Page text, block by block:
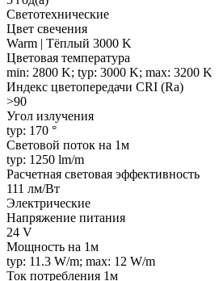
Светотехнические
Цвет свечения
Warm | Тёплый 3000 K
Цветовая температура
min: 2800 K; typ: 3000 K; max: 3200 K
Индекс цветопередачи CRI (Ra)
>90
Угол излучения
typ: 170 °
Световой поток на 1м
typ: 1250 lm/m
Расчетная световая эффективность
111 лм/Вт
Электрические
Напряжение питания
24 V
Мощность на 1м
typ: 11.3 W/m; max: 12 W/m
Ток потребления 1м